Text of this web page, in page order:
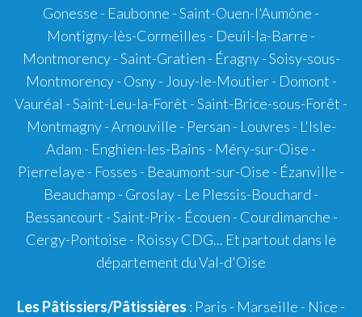
Gonesse - Eaubonne - Saint-Ouen-l'Aumône -
Montigny-lès-Cormeilles - Deuil-la-Barre -
Montmorency - Saint-Gratien - Éragny - Soisy-sous-
Montmorency - Osny - Jouy-le-Moutier - Domont -
Vauréal - Saint-Leu-la-Forêt - Saint-Brice-sous-Forêt -
Montmagny - Arnouville - Persan - Louvres - L'Isle-
Adam - Enghien-les-Bains - Méry-sur-Oise -
Pierrelaye - Fosses - Beaumont-sur-Oise - Ézanville -
Beauchamp - Groslay - Le Plessis-Bouchard -
Bessancourt - Saint-Prix - Écouen - Courdimanche -
Cergy-Pontoise - Roissy CDG... Et partout dans le
département du Val-d'Oise
Les Pâtissiers/Pâtissières : Paris - Marseille - Nice -